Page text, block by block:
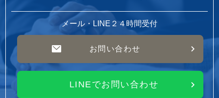
メール・LINE２４時間受付
お問い合わせ
LINEでお問い合わせ